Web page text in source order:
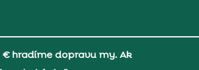
€ hradíme dopravu my. Ak